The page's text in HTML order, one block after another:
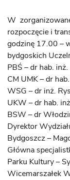
W
rozpoczęcie i
godzinę 17.00 –
bydgoskich
PBŚ – dr hab.
CM UMK – dr
WSG – dr inż.
UKW – dr hab.
BSW – dr
Dyrektor
Bydgoszcz –
Główna
Parku Kultury –
Wicemarszałek